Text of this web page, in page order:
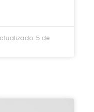
5 de